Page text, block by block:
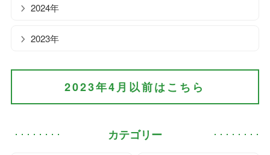
2024年
2023年
2023年4月以前はこちら
カテゴリー